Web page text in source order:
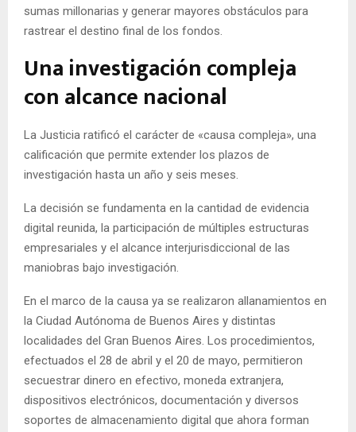
sumas millonarias y generar mayores obstáculos para
rastrear el destino final de los fondos.
Una investigación compleja
con alcance nacional
La Justicia ratificó el carácter de «causa compleja», una
calificación que permite extender los plazos de
investigación hasta un año y seis meses.
La decisión se fundamenta en la cantidad de evidencia
digital reunida, la participación de múltiples estructuras
empresariales y el alcance interjurisdiccional de las
maniobras bajo investigación.
En el marco de la causa ya se realizaron allanamientos en
la Ciudad Autónoma de Buenos Aires y distintas
localidades del Gran Buenos Aires. Los procedimientos,
efectuados el 28 de abril y el 20 de mayo, permitieron
secuestrar dinero en efectivo, moneda extranjera,
dispositivos electrónicos, documentación y diversos
soportes de almacenamiento digital que ahora forman